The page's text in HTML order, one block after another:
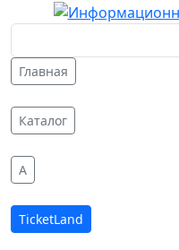
Главная
Каталог
A
TicketLand